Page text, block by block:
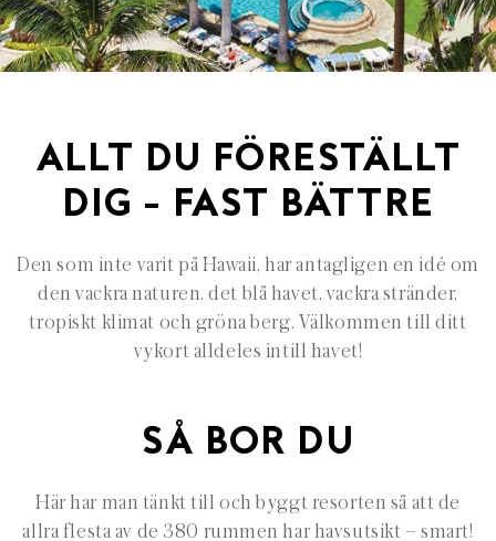
ALLT DU FÖRESTÄLLT
DIG – FAST BÄTTRE
Den som inte varit på Hawaii, har antagligen en idé om
den vackra naturen, det blå havet, vackra stränder,
tropiskt klimat och gröna berg. Välkommen till ditt
vykort alldeles intill havet!
SÅ BOR DU
Här har man tänkt till och byggt resorten så att de
allra flesta av de 380 rummen har havsutsikt – smart!